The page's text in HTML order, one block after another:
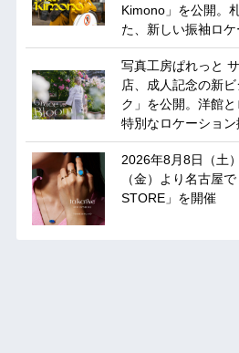
Kimono」を公開。
た、新しい振袖ロケ
写真工房ぱれっと
店、成人記念の新
ク」を公開。洋館と
特別なロケーション
2026年8月8日（土
（金）より名古屋
STORE」を開催